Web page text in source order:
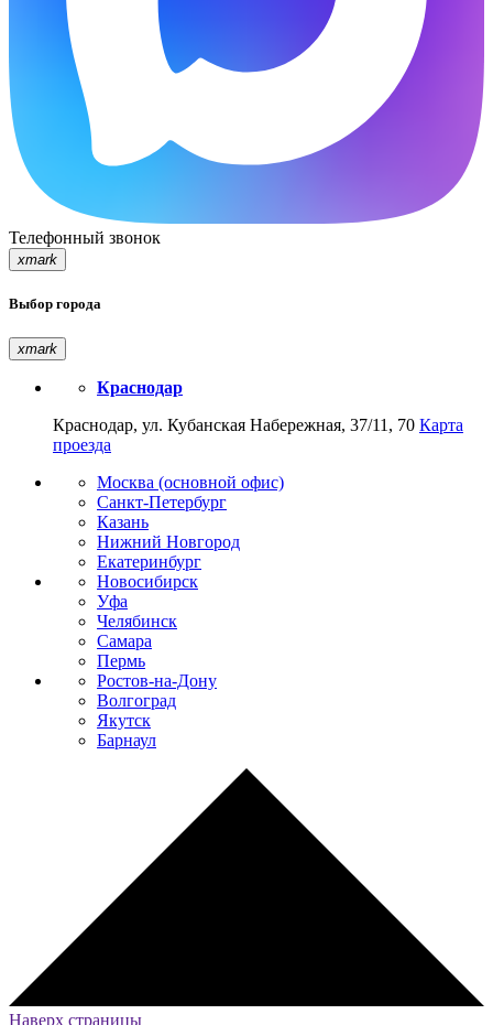
Телефонный звонок
xmark
Выбор города
xmark
Краснодар
Краснодар, ул. Кубанская Набережная, 37/11, 70 Карта
проезда
Москва (основной офис)
Санкт-Петербург
Казань
Нижний Новгород
Екатеринбург
Новосибирск
Уфа
Челябинск
Самара
Пермь
Ростов-на-Дону
Волгоград
Якутск
Барнаул
Наверх страницы